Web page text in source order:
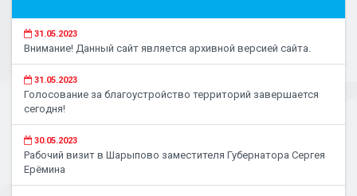
31.05.2023
Внимание! Данный сайт является архивной версией сайта.
31.05.2023
Голосование за благоустройство территорий завершается
сегодня!
30.05.2023
Рабочий визит в Шарыпово заместителя Губернатора Сергея
Ерёмина